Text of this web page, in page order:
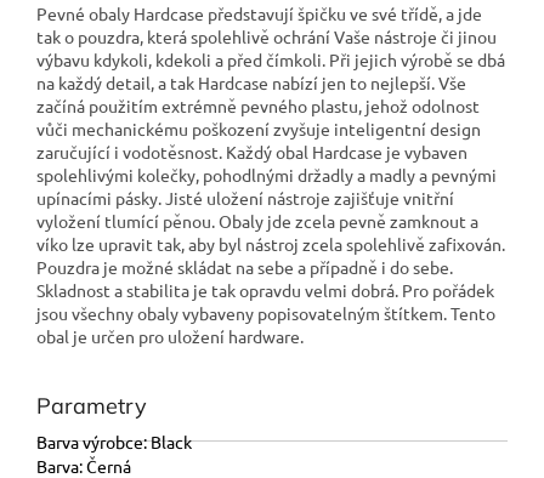
Pevné obaly Hardcase představují špičku ve své třídě, a jde
tak o pouzdra, která spolehlivě ochrání Vaše nástroje či jinou
výbavu kdykoli, kdekoli a před čímkoli. Při jejich výrobě se dbá
na každý detail, a tak Hardcase nabízí jen to nejlepší. Vše
začíná použitím extrémně pevného plastu, jehož odolnost
vůči mechanickému poškození zvyšuje inteligentní design
zaručující i vodotěsnost. Každý obal Hardcase je vybaven
spolehlivými kolečky, pohodlnými držadly a madly a pevnými
upínacími pásky. Jisté uložení nástroje zajišťuje vnitřní
vyložení tlumící pěnou. Obaly jde zcela pevně zamknout a
víko lze upravit tak, aby byl nástroj zcela spolehlivě zafixován.
Pouzdra je možné skládat na sebe a případně i do sebe.
Skladnost a stabilita je tak opravdu velmi dobrá. Pro pořádek
jsou všechny obaly vybaveny popisovatelným štítkem. Tento
obal je určen pro uložení hardware.
Parametry
Barva výrobce: Black
Barva: Černá